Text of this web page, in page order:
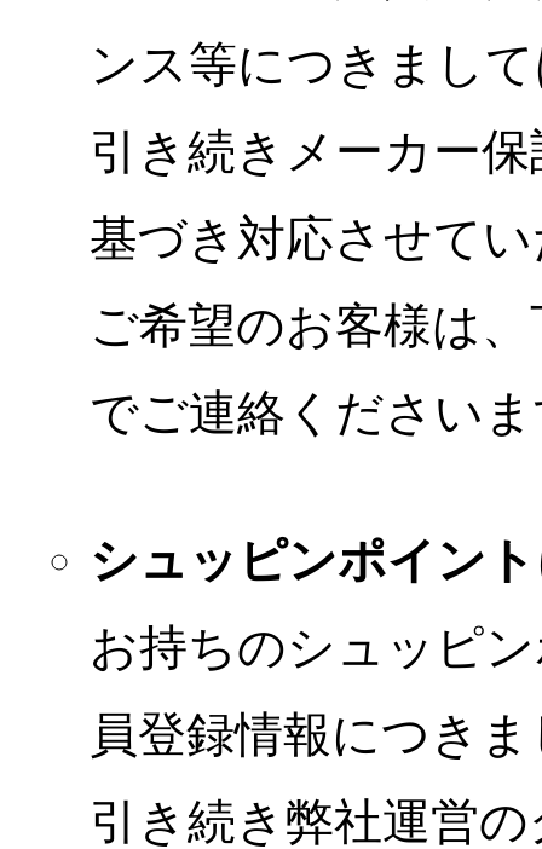
ンス等につきまし
引き続きメーカー
基づき対応させて
ご希望のお客様は
でご連絡ください
シュッピンポイン
お持ちのシュッピ
員登録情報につき
引き続き弊社運営